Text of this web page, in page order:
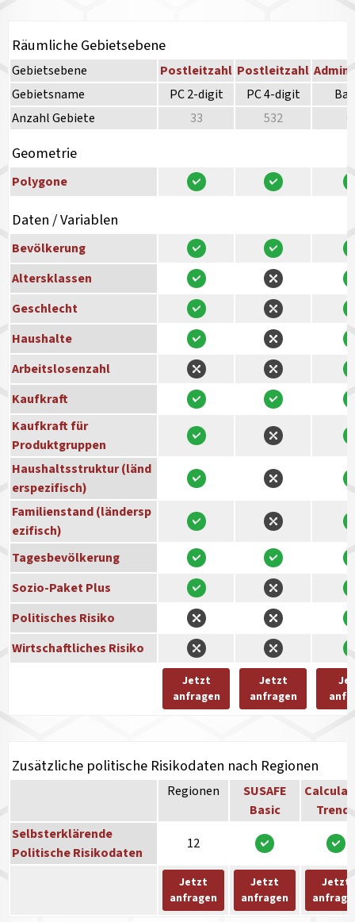
Räumliche Gebietsebene
Gebietsebene Postleitzahl Postleitzahl
Gebietsname
PC 2-digit PC 4-digit
Anzahl Gebiete
33 532
Geometrie
Polygone
Daten / Variablen
Bevölkerung
Altersklassen
Geschlecht
Haushalte
Arbeitslosenzahl
Kaufkraft
Kaufkraft für
Produktgruppen
Haushaltsstruktur (länd
erspezifisch)
Familienstand (ländersp
ezifisch)
Tagesbevölkerung
Sozio-Paket Plus
Politisches Risiko
Wirtschaftliches Risiko
Jetzt
anfragen
Jetzt
anfragen
Zusätzliche politische Risikodaten nach Regionen
Regionen
SUSAFE
Basic
Trends
Selbsterklärende
Politische Risikodaten
12
Jetzt
anfragen
Jetzt
anfragen
Jetzt